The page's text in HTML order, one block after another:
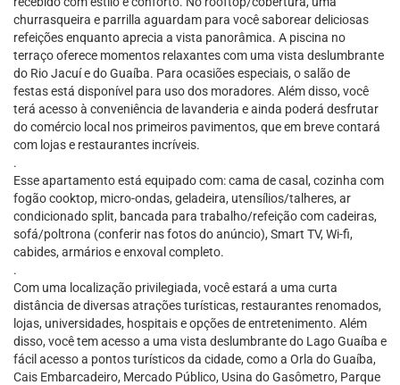
churrasqueira e parrilla aguardam para você saborear deliciosas
refeições enquanto aprecia a vista panorâmica. A piscina no
terraço oferece momentos relaxantes com uma vista deslumbrante
do Rio Jacuí e do Guaíba. Para ocasiões especiais, o salão de
festas está disponível para uso dos moradores. Além disso, você
terá acesso à conveniência de lavanderia e ainda poderá desfrutar
do comércio local nos primeiros pavimentos, que em breve contará
com lojas e restaurantes incríveis.
.
Esse apartamento está equipado com: cama de casal, cozinha com
fogão cooktop, micro-ondas, geladeira, utensílios/talheres, ar
condicionado split, bancada para trabalho/refeição com cadeiras,
sofá/poltrona (conferir nas fotos do anúncio), Smart TV, Wi-fi,
cabides, armários e enxoval completo.
.
Com uma localização privilegiada, você estará a uma curta
distância de diversas atrações turísticas, restaurantes renomados,
lojas, universidades, hospitais e opções de entretenimento. Além
disso, você tem acesso a uma vista deslumbrante do Lago Guaíba e
fácil acesso a pontos turísticos da cidade, como a Orla do Guaíba,
Cais Embarcadeiro, Mercado Público, Usina do Gasômetro, Parque